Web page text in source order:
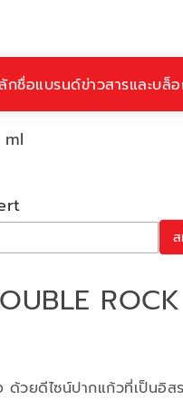
กชื่อแบรนด์ข่าวสารและบล็
ml
วยดีไซน์ปากแก้วที่เป็นอิส